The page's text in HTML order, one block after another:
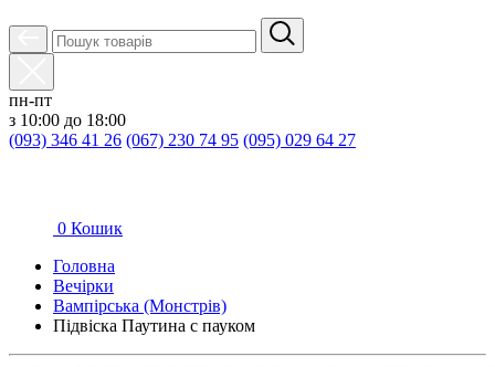
пн-пт
з 10:00 до 18:00
(093) 346 41 26 (067) 230 74 95 (095) 029 64 27
0 Кошик
Головна
Вечірки
Вампірська (Монстрів)
Підвіска Паутина с пауком